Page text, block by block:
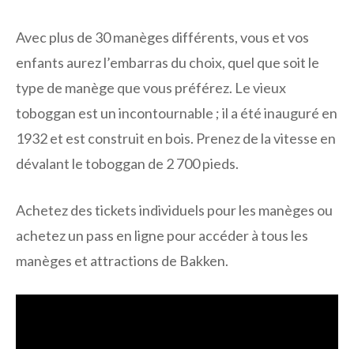
Avec plus de 30 manèges différents, vous et vos
enfants aurez l’embarras du choix, quel que soit le
type de manège que vous préférez. Le vieux
toboggan est un incontournable ; il a été inauguré en
1932 et est construit en bois. Prenez de la vitesse en
dévalant le toboggan de 2 700 pieds.
Achetez des tickets individuels pour les manèges ou
achetez un pass en ligne pour accéder à tous les
manèges et attractions de Bakken.